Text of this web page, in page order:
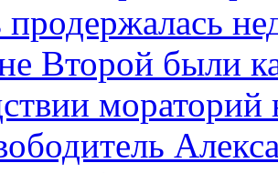
Второй были
мораторий